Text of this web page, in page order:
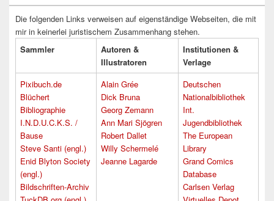
Die folgenden Links verweisen auf eigenständige Webseiten, die mit
mir in keinerlei juristischem Zusammenhang stehen.
Sammler
Autoren &
Illustratoren
Institutionen &
Verlage
Pixibuch.de
Blüchert
Bibliographie
I.N.D.U.C.K.S. /
Bause
Steve Santi (engl.)
Enid Blyton Society
(engl.)
Bildschriften-Archiv
Alain Grée
Dick Bruna
Georg Zemann
Ann Mari Sjögren
Robert Dallet
Willy Schermelé
Jeanne Lagarde
Deutschen
Nationalbibliothek
Int.
Jugendbibliothek
The European
Library
Grand Comics
Database
Carlsen Verlag